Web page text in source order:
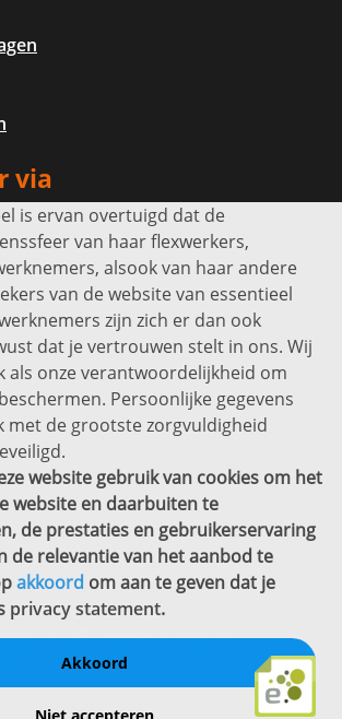
via
0450040
301
is ervan overtuigd dat de
van haar flexwerkers,
alsook van haar andere
van de website van essentieel
zijn zich er dan ook
dat je vertrouwen stelt in ons. Wij
als onze verantwoordelijkheid om
Persoonlijke gegevens
met de grootste zorgvuldigheid
website gebruik van cookies om het
website en daarbuiten te
de prestaties en gebruikerservaring
de relevantie van het aanbod te
akkoord om aan te geven dat je
privacy statement.
Akkoord